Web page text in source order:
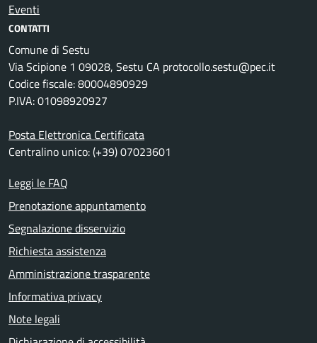
Eventi
CONTATTI
Comune di Sestu
Via Scipione 1 09028, Sestu CA protocollo.sestu@pec.it
Codice fiscale: 80004890929
P.IVA: 01098920927
Posta Elettronica Certificata
Centralino unico: (+39) 07023601
Leggi le FAQ
Prenotazione appuntamento
Segnalazione disservizio
Richiesta assistenza
Amministrazione trasparente
Informativa privacy
Note legali